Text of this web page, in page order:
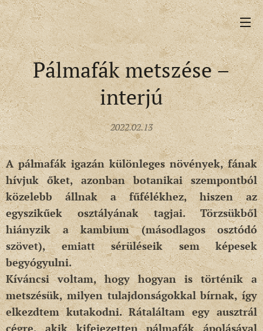
Pálmafák metszése –
interjú
2022.02.13
A pálmafák igazán különleges növények, fának
hívjuk őket, azonban botanikai szempontból
közelebb állnak a fűfélékhez, hiszen az
egyszikűek osztályának tagjai. Törzsükből
hiányzik a kambium (másodlagos osztódó
szövet), emiatt sérüléseik sem képesek
begyógyulni.
Kíváncsi voltam, hogy hogyan is történik a
metszésük, milyen tulajdonságokkal bírnak, így
elkezdtem kutakodni. Rátaláltam egy ausztrál